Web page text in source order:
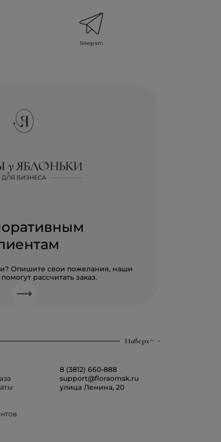
Telegram
Опишите свои пожелания, наши
рассчитать заказ.
Наверх
8 (3812) 660-888
support@floraomsk.ru
улица Ленина, 20